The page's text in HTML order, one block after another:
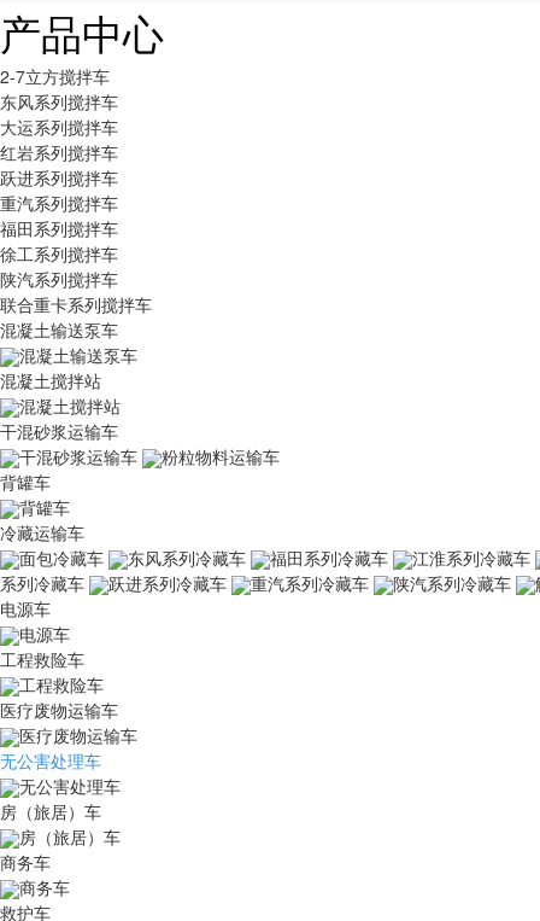
产品中心
2-7立方搅拌车
东风系列搅拌车
大运系列搅拌车
红岩系列搅拌车
跃进系列搅拌车
重汽系列搅拌车
福田系列搅拌车
徐工系列搅拌车
陕汽系列搅拌车
联合重卡系列搅拌车
混凝土输送泵车
混凝土输送泵车
混凝土搅拌站
混凝土搅拌站
干混砂浆运输车
干混砂浆运输车
粉粒物料运输车
背罐车
背罐车
冷藏运输车
面包冷藏车
东风系列冷藏车 福田系列冷藏车
江淮系列冷藏车
系列冷藏车
跃进系列冷藏车 重汽系列冷藏车 陕汽系列冷藏车
电源车
电源车
工程救险车
工程救险车
医疗废物运输车
医疗废物运输车
无公害处理车
无公害处理车
房（旅居）车
房（旅居）车
商务车
商务车
救护车